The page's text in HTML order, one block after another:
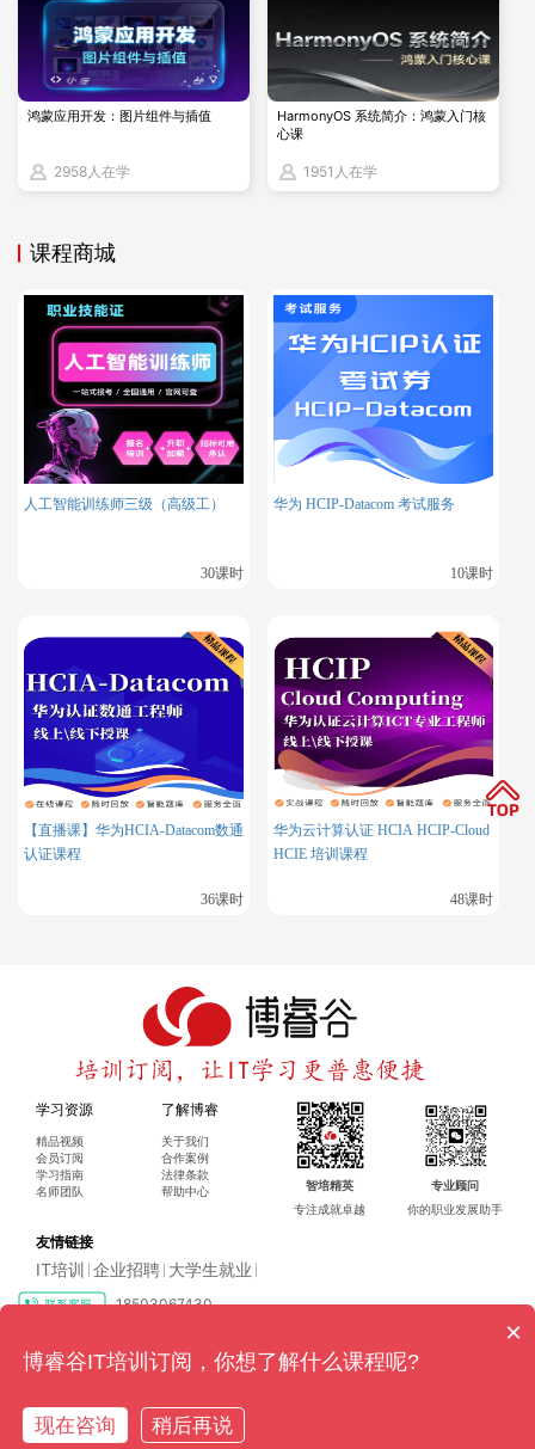
2. 其他热门认证（服务不打折）
红帽 RHCSA 认证：Linux 运维入门标配，原价 1680 元，特惠
数据库方向入门，原价 2980 元，现价 69
9 元，40 课时覆盖 MySQL8.0 考试内容。
二、技能培训：瞄准岗位需求，学完能落地
围绕企业真实岗位技能设计，每门课都标注 “学完能掌握的核心
能力”，避免 “学了用不上”：
网络安全工程师（高级）
透测试、安全审计、风险评估（附 3 个企业真实漏洞测试案
JavaSE/JavaEE 开发：
Oracle 官方技术支撑，原价 1500
元，现价 1299 元，200 课时掌握标准 Java 应用开发；
PMP 认证： 项目经理必修课，原价 1800 元，现价 1299 元，
56 课时直播课 + 智能题库，帮你 3 个月拿证。
三、自学专区：99 元学基础，碎片时间能通关
专为自学党设计，课程支持随时回放，每门课都附 “学习计划
HCIA-Datacom 数通认证：80 课时视频课，原价 699 元，现
价 99 元，含高清视频 + 全套学习资料下载，按计划表学 30
RHCSA 零基础认证：
红帽 Linux 入门，54 课时视频课，原价
2399 元，现价 99 元，从零教你通关 EX200（附 10 套考试模
MySQL8.0 OCP 认证：数据库运维必备，实战培训 + 题库，
鸿蒙应用开发：图片组件与插值
2958人在学
HarmonyOS 系统简介：鸿蒙入门核
心课
1951人在学
课程商城
人工智能训练师三级（高级工）
30课时
华为 HCIP-Datacom 考试服务
10课时
【直播课】华为HCIA-Datacom数通
认证课程
36课时
华为云计算认证 HCIA HCIP-Cloud
HCIE 培训课程
48课时
学习资源
精品视频
会员订阅
学习指南
名师团队
了解博睿
关于我们
合作案例
法律条款
帮助中心
智培精英
专注成就卓越
专业顾问
你的职业发展助手
友情链接
IT培训 企业招聘 大学生就业
18503067430
Copyright ©2016-2024 博睿（广州）科技有限公司 All rights reserved
备17128079号-4
×
博睿谷IT培训订阅，你想了解什么课程呢?
现在咨询 稍后再说
在线咨询